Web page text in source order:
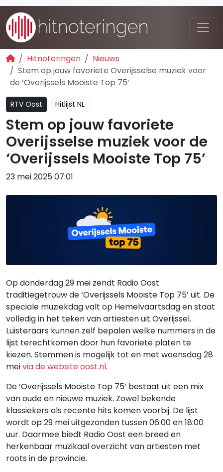
Hitnoteringen
Nieuws
Stem op jouw favoriete Overijsselse muziek voor
de ‘Overijssels Mooiste Top 75’
RTV Oost Hitlijst NL
Stem op jouw favoriete
Overijsselse muziek voor de
‘Overijssels Mooiste Top 75’
23 mei 2025 07:01
Op donderdag 29 mei zendt Radio Oost
traditiegetrouw de ‘Overijssels Mooiste Top 75’ uit. De
speciale muziekdag valt op Hemelvaartsdag en staat
volledig in het teken van artiesten uit Overijssel.
Luisteraars kunnen zelf bepalen welke nummers in de
lijst terechtkomen door hun favoriete platen te
kiezen. Stemmen is mogelijk tot en met woensdag 28
meivia de website oost.nl.
De ‘Overijssels Mooiste Top 75’ bestaat uit een mix
van oude en nieuwe muziek. Zowel bekende
klassiekers als recente hits komen voorbij. De lijst
wordt op 29 mei uitgezonden tussen 06:00 en 18:00
uur. Daarmee biedt Radio Oost een breed en
herkenbaar muzikaal overzicht van artiesten met
roots in de provincie.